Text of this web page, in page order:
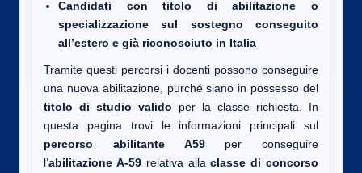
Candidati con titolo di abilitazione o
specializzazione sul sostegno conseguito
all’estero e già riconosciuto in Italia
Tramite questi percorsi i docenti possono conseguire
una nuova abilitazione, purché siano in possesso del
titolo di studio valido per la classe richiesta. In
questa pagina trovi le informazioni principali sul
percorso abilitante A59per conseguire
l’abilitazione A-59relativa allaclasse di concorso